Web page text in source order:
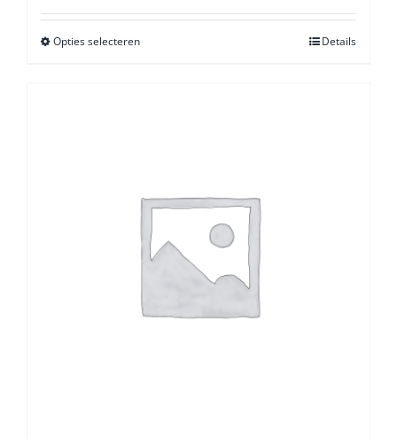
Opties selecterenDit
gekozen
op
de
productpagina
Details